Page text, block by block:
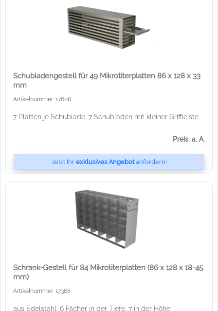
Schubladengestell für 49 Mikrotiterplatten 86 x 128 x 33
mm
Artikelnummer: 17608
7 Platten je Schublade, 7 Schubladen mit kleiner Griffleiste
Preis: a. A.
Jetzt Ihr exklusives Angebotanfordern!
Schrank-Gestell für 84 Mikrotiterplatten (86 x 128 x 18-45
mm)
Artikelnummer: 17368
aus Edelstahl, 6 Fächer in der Tiefe, 7 in der Höhe